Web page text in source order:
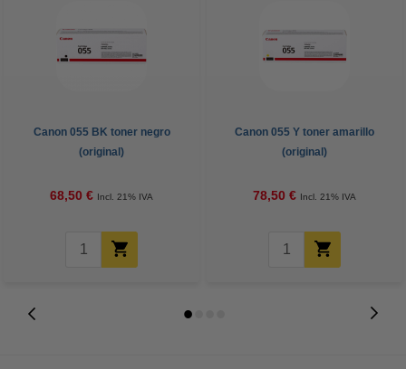
Canon 055 BK toner negro
(original)
68,50 € Incl. 21% IVA
Canon 055 Y toner amarillo
(original)
78,50 € Incl. 21% IVA